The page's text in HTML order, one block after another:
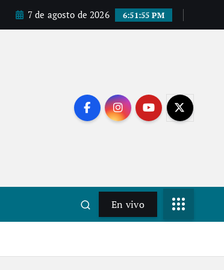
7 de agosto de 2026 6:51:57 PM
En vivo